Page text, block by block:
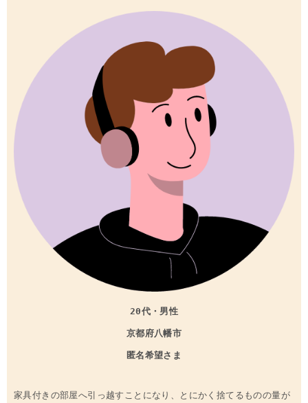
20代・男性
京都府八幡市
匿名希望さま
家具付きの部屋へ引っ越すことになり、とにかく捨てるものの量が